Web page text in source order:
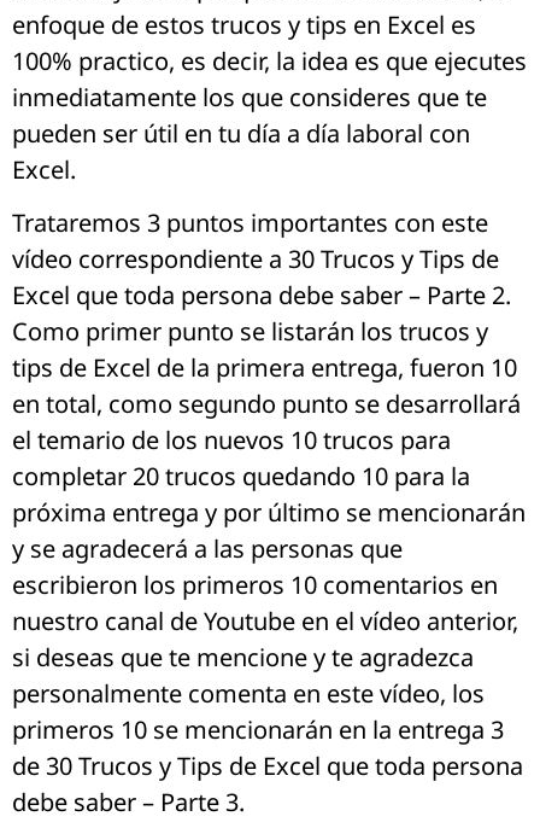
enfoque de estos trucos y tips en Excel es
100% practico, es decir, la idea es que ejecutes
inmediatamente los que consideres que te
pueden ser útil en tu día a día laboral con
Excel.
Trataremos 3 puntos importantes con este
vídeo correspondiente a 30 Trucos y Tips de
Excel que toda persona debe saber – Parte 2.
Como primer punto se listarán los trucos y
tips de Excel de la primera entrega, fueron 10
en total, como segundo punto se desarrollará
el temario de los nuevos 10 trucos para
completar 20 trucos quedando 10 para la
próxima entrega y por último se mencionarán
y se agradecerá a las personas que
escribieron los primeros 10 comentarios en
nuestro canal de Youtube en el vídeo anterior,
si deseas que te mencione y te agradezca
personalmente comenta en este vídeo, los
primeros 10 se mencionarán en la entrega 3
de 30 Trucos y Tips de Excel que toda persona
debe saber – Parte 3.